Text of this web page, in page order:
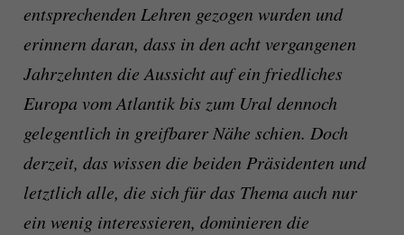
entsprechenden Lehren gezogen wurden und
erinnern daran, dass in den acht vergangenen
Jahrzehnten die Aussicht auf ein friedliches
Europa vom Atlantik bis zum Ural dennoch
gelegentlich in greifbarer Nähe schien. Doch
derzeit, das wissen die beiden Präsidenten und
letztlich alle, die sich für das Thema auch nur
ein wenig interessieren, dominieren die